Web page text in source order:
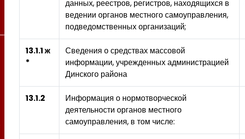
данных, реестров, регистров, находящихся в
ведении органов местного самоуправления,
подведомственных организаций;
13.1.1 ж
*
Сведения о средствах массовой
информации, учрежденных администрацией
Динского района
13.1.2
Информация о нормотворческой
деятельности органов местного
самоуправления, в том числе: